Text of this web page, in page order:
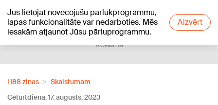
Jūs lietojat novecojušu pārlūkprogrammu,
lapas funkcionalitāte var nedarboties. Mēs
iesakām atjaunot Jūsu pārluprogrammu.
Aizvērt
+18°C
Reklāma
1188 ziņas
Skaistumam
Ceturtdiena, 17. augusts, 2023